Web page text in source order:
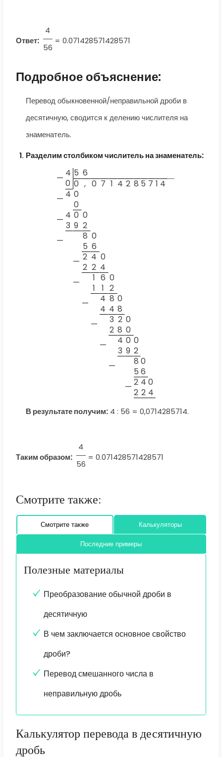
Ответ:
4
56
= 0.071428571428571
Подробное объяснение:
Перевод обыкновенной/неправильной дроби в
десятичную, сводится к делению числителя на
знаменатель.
Разделим столбиком числитель на знаменатель:
— 4 5 6
0 0 , 0 7 1 4 2 8 5 7 1 4
— 4 0
0
— 4 0 0
3 9 2
—
8 0
5 6
— 2 4 0
2 2 4
—
1 6 0
1
1 2
—
4 8 0
4 4 8
—
3 2 0
2 8 0
—
4 0 0
3 9 2
—
8 0
5 6
— 2 4 0
2 2 4
В результате получим:4 : 56 = 0,0714285714.
Таким образом:
4
56
= 0.071428571428571
Смотрите также:
Смотрите также Калькуляторы
Последние примеры
Полезные материалы
Преобразование обычной дроби в
десятичную
В чем заключается основное свойство
дроби?
Перевод смешанного числа в
неправильную дробь
Калькулятор перевода в десятичную
дробь